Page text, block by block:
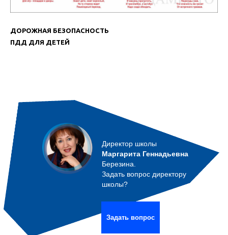
ДОРОЖНАЯ БЕЗОПАСНОСТЬ
ПДД ДЛЯ ДЕТЕЙ
Задать вопрос
Директор школы
Маргарита Геннадьевна
Березина.
Задать вопрос директору
школы?